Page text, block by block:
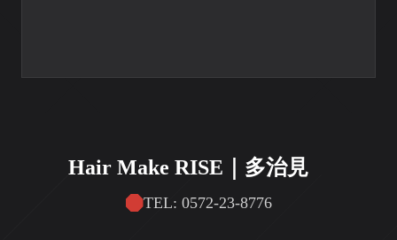
Hair Make RISE｜多治見
TEL: 0572-23-8776